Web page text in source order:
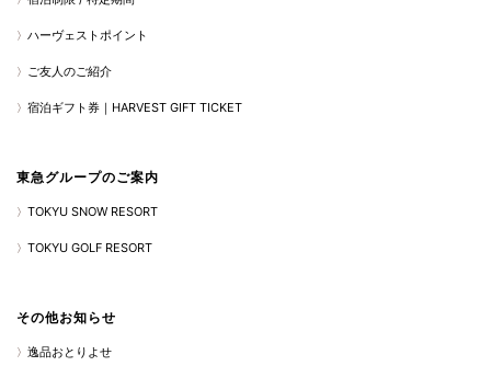
ハーヴェストポイント
ご友人のご紹介
宿泊ギフト券｜HARVEST GIFT TICKET
東急グループのご案内
TOKYU SNOW RESORT
TOKYU GOLF RESORT
その他お知らせ
逸品おとりよせ